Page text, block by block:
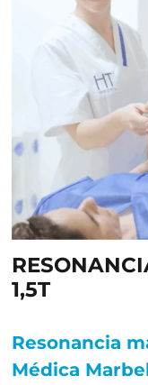
1,5T
Resonancia
Médica